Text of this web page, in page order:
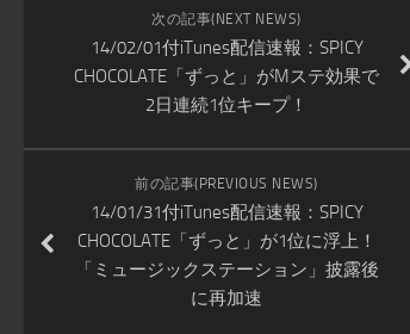
次の記事(NEXT NEWS)
14/02/01付iTunes配信速報：SPICY
CHOCOLATE「ずっと」がMステ効果で
2日連続1位キープ！
前の記事(PREVIOUS NEWS)
14/01/31付iTunes配信速報：SPICY
CHOCOLATE「ずっと」が1位に浮上！
「ミュージックステーション」披露後
に再加速